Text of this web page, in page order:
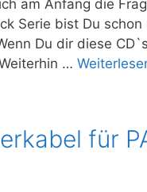
am Anfang die
Serie bist Du
Du dir diese
…
für